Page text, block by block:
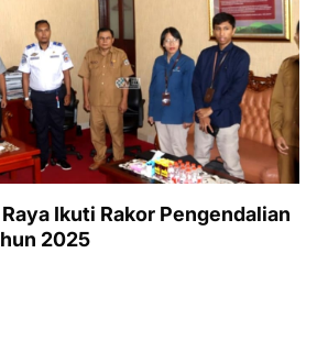
Ikuti Rakor Pengendalian
2025